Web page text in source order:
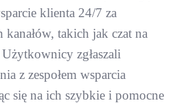
klienta 24/7 za
takich jak czat na
zgłaszali
z zespołem wsparcia
się na ich szybkie i pomocne